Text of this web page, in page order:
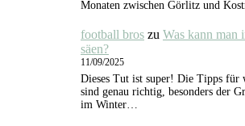
Monaten zwischen Görlitz und
football bros zu Was kann man
säen?
11/09/2025
Dieses Tut ist super! Die Tipps für
sind genau richtig, besonders der
im Winter…